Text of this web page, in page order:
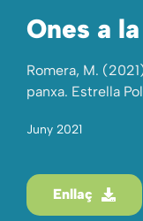
Ones a
Romera, M.
panxa. Estrella
Juny 2021
Enllaç